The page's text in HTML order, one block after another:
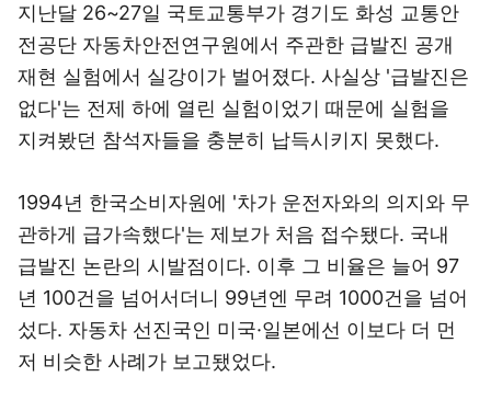
지난달 26~27일 국토교통부가 경기도 화성 교통안
전공단 자동차안전연구원에서 주관한 급발진 공개
재현 실험에서 실강이가 벌어졌다. 사실상 '급발진은
없다'는 전제 하에 열린 실험이었기 때문에 실험을
지켜봤던 참석자들을 충분히 납득시키지 못했다.
1994년 한국소비자원에 '차가 운전자와의 의지와 무
관하게 급가속했다'는 제보가 처음 접수됐다. 국내
급발진 논란의 시발점이다. 이후 그 비율은 늘어 97
년 100건을 넘어서더니 99년엔 무려 1000건을 넘어
섰다. 자동차 선진국인 미국·일본에선 이보다 더 먼
저 비슷한 사례가 보고됐었다.